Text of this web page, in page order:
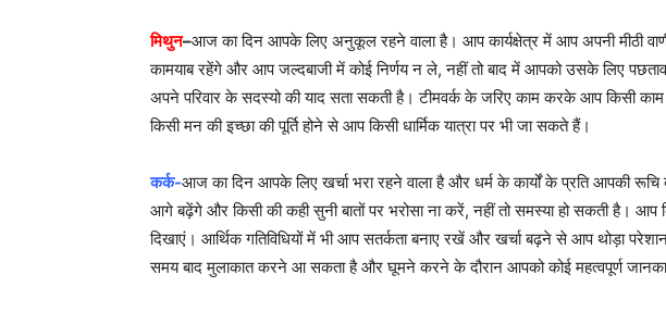
मिथुन–आज का दिन आपके लिए अनुकूल रहने वाला है। आप कार्यक्षेत्र में आप अपनी मीठी
कामयाब रहेंगे और आप जल्दबाजी में कोई निर्णय न ले, नहीं तो बाद में आपको उसके लिए
अपने परिवार के सदस्यो की याद सता सकती है। टीमवर्क के जरिए काम करके आप किसी
किसी मन की इच्छा की पूर्ति होने से आप किसी धार्मिक यात्रा पर भी जा सकते हैं।
कर्क-आज का दिन आपके लिए खर्चा भरा रहने वाला है और धर्म के कार्यों के प्रति आपकी
आगे बढ़ेंगे और किसी की कही सुनी बातों पर भरोसा ना करें, नहीं तो समस्या हो सकती है। आप
दिखाएं। आर्थिक गतिविधियों में भी आप सतर्कता बनाए रखें और खर्चा बढ़ने से आप थोड़ा
समय बाद मुलाकात करने आ सकता है और घूमने करने के दौरान आपको कोई महत्वपूर्ण जानकारी